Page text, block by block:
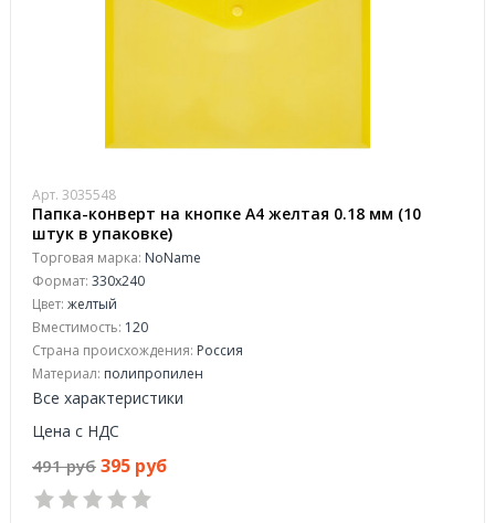
Арт. 3035548
Папка-конверт на кнопке А4 желтая 0.18 мм (10
штук в упаковке)
Торговая марка: NoName
Формат: 330x240
Цвет: желтый
Вместимость: 120
Страна происхождения: Россия
Материал: полипропилен
Все характеристики
Цена с НДС
491 руб 395 руб